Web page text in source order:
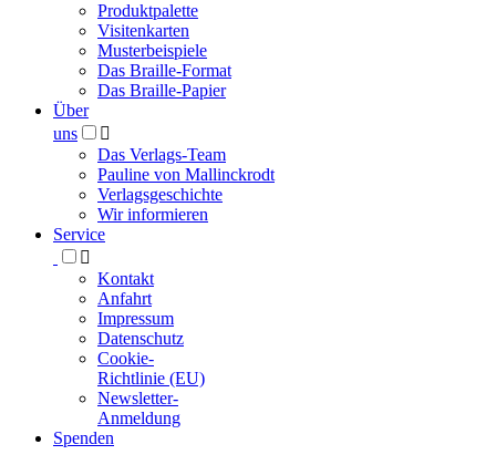
Produktpalette
Visitenkarten
Musterbeispiele
Das Braille-Format
Das Braille-Papier
Über
uns

Das Verlags-Team
Pauline von Mallinckrodt
Verlagsgeschichte
Wir informieren
Service

Kontakt
Anfahrt
Impressum
Datenschutz
Cookie-
Richtlinie (EU)
Newsletter-
Anmeldung
Spenden